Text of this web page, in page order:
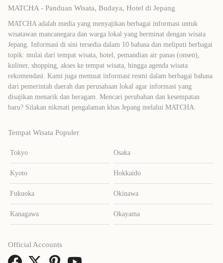
MATCHA - Panduan Wisata, Budaya, Hotel di Jepang
MATCHA adalah media yang menyajikan berbagai informasi untuk
wisatawan mancanegara dan warga lokal yang berminat dengan wisata
Jepang. Informasi di sini tersedia dalam 10 bahasa dan meliputi berbagai
topik: mulai dari tempat wisata, hotel, pemandian air panas (onsen),
kuliner, shopping, akses ke tempat wisata, hingga agenda wisata
rekomendasi. Kami juga memuat informasi resmi dalam berbagai bahasa
dari pemerintah daerah dan perusahaan lokal agar informasi yang
disajikan menarik dan beragam. Mencari perubahan dan kesempatan
baru? Silakan nikmati pengalaman khas Jepang melalui MATCHA.
Tempat Wisata Populer
Tokyo Osaka
Kyoto Hokkaido
Fukuoka Okinawa
Kanagawa Okayama
Official Accounts